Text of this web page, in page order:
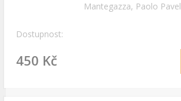
Mantegazza, Paolo Pavel
Dostupnost:
450 Kč